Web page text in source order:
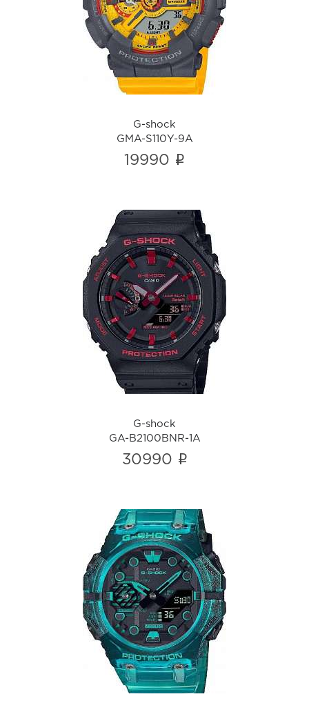
GMA-S110Y-9A
i
G-shock
GMA-S110Y-9A
19990 i
G-shock
GA-B2100BNR-1A
i
G-shock
GA-B2100BNR-1A
30990 i
G-shock
GA-B001G-2A
i